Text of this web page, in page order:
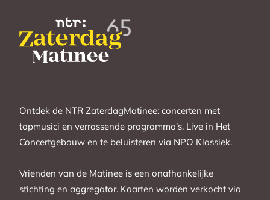
Ontdek de NTR ZaterdagMatinee: concerten met
topmusici en verrassende programma’s. Live in Het
Concertgebouw en te beluisteren via NPO Klassiek.
Vrienden van de Matinee is een onafhankelijke
stichting en aggregator. Kaarten worden verkocht via